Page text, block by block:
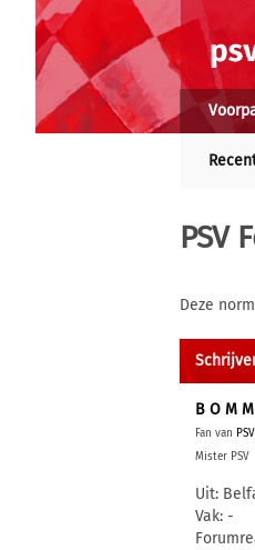
PSV
Deze
B O M
Fan van PSV
Mister PSV
Uit:
Vak: -